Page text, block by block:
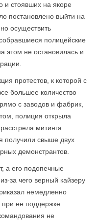
и стоявших на якоре
постановлено выйти на
осуществить
полицейские
этом не остановилась и
протестов, к которой с
большее количество
с заводов и фабрик,
полиция открыла
митинга
получили свыше двух
демонстрантов.
а его подопечные
за чего верный кайзеру
немедленно
ее поддержке
не